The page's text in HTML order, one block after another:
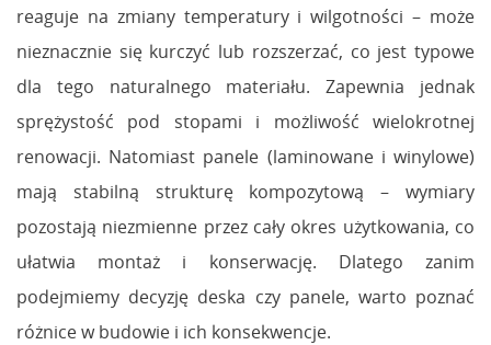
reaguje na zmiany temperatury i wilgotności – może
nieznacznie się kurczyć lub rozszerzać, co jest typowe
dla tego naturalnego materiału. Zapewnia jednak
sprężystość pod stopami i możliwość wielokrotnej
renowacji. Natomiast panele (laminowane i winylowe)
mają stabilną strukturę kompozytową – wymiary
pozostają niezmienne przez cały okres użytkowania, co
ułatwia montaż i konserwację. Dlatego zanim
podejmiemy decyzję deska czy panele, warto poznać
różnice w budowie i ich konsekwencje.